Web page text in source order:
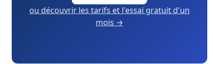
ou découvrir les tarifs et l'essai gratuit d'un
mois →